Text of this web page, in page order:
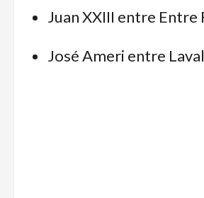
Juan XXIII entre Entre
José Ameri entre